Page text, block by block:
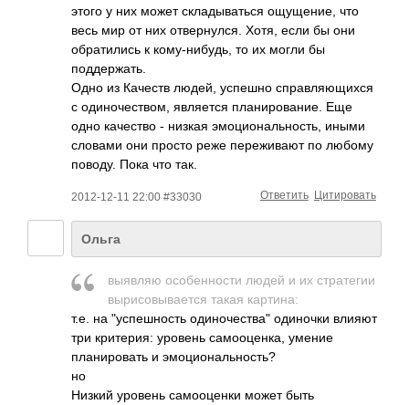
этого у них может складываться ощущение, что
весь мир от них отвернулся. Хотя, если бы они
обратились к кому-нибудь, то их могли бы
поддержать.
Одно из Качеств людей, успешно справляющихся
с одиночеством, является планирование. Еще
одно качество - низкая эмоциональность, иными
словами они просто реже переживают по любому
поводу. Пока что так.
2012-12-11 22:00 #33030 Цитировать
Ответить
Ольга
выявляю особенности людей и их стратегии
вырисовывается такая картина:
т.е. на "успешность одиночества" одиночки влияют
три критерия: уровень самооценка, умение
планировать и эмоциональность?
но
Низкий уровень самооценки может быть